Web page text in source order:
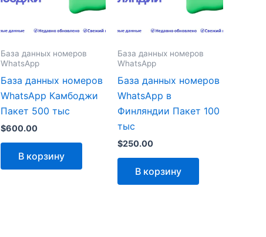
База данных номеров
WhatsApp
База данных номеров
WhatsApp Камбоджи
Пакет 500 тыс
$600.00
В корзину
База данных номеров
WhatsApp
База данных номеров
WhatsApp в
Финляндии Пакет 100
тыс
$250.00
В корзину